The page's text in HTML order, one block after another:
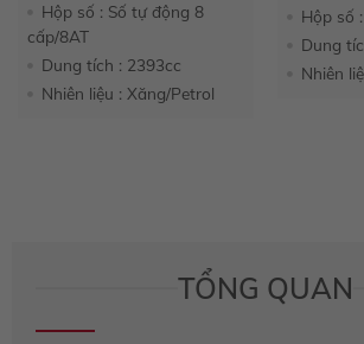
Hộp số : Số tự động 8
cấp/8AT
Dung tích : 2393cc
Nhiên liệu : Xăng/Petrol
Hộp số
Dung
Nhiên
TỔNG QUAN